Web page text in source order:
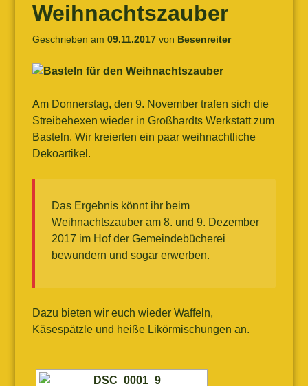
Weihnachtszauber
Geschrieben am 09.11.2017von Besenreiter
Am Donnerstag, den 9. November trafen sich die
Streibehexen wieder in Großhardts Werkstatt zum
Basteln. Wir kreierten ein paar weihnachtliche
Dekoartikel.
Das Ergebnis könnt ihr beim
Weihnachtszauber am 8. und 9. Dezember
2017 im Hof der Gemeindebücherei
bewundern und sogar erwerben.
Dazu bieten wir euch wieder Waffeln,
Käsespätzle und heiße Likörmischungen an.